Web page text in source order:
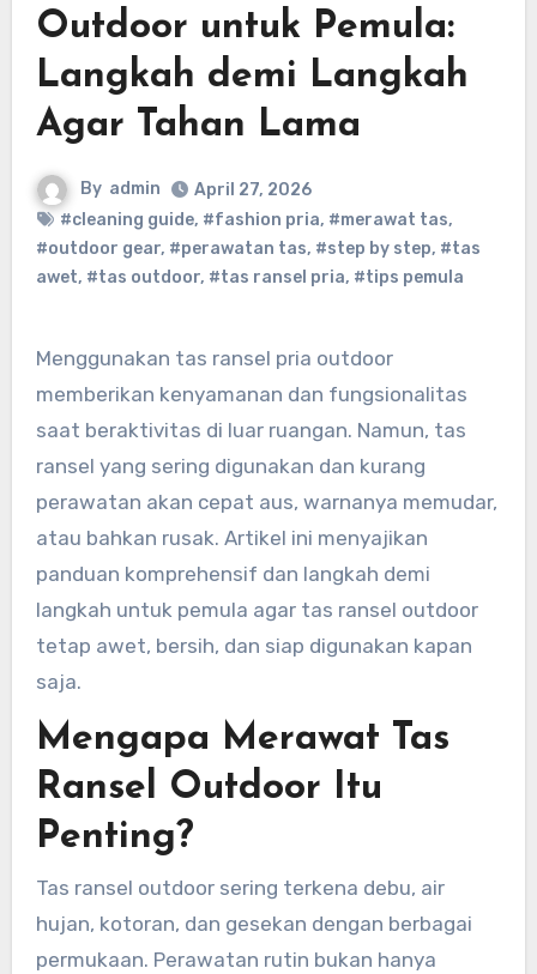
Outdoor untuk Pemula:
Langkah demi Langkah
Agar Tahan Lama
By admin
April 27, 2026
#cleaning guide, #fashion pria, #merawat tas,
#outdoor gear, #perawatan tas, #step by step, #tas
awet, #tas outdoor, #tas ransel pria, #tips pemula
Menggunakan tas ransel pria outdoor
memberikan kenyamanan dan fungsionalitas
saat beraktivitas di luar ruangan. Namun, tas
ransel yang sering digunakan dan kurang
perawatan akan cepat aus, warnanya memudar,
atau bahkan rusak. Artikel ini menyajikan
panduan komprehensif dan langkah demi
langkah untuk pemula agar tas ransel outdoor
tetap awet, bersih, dan siap digunakan kapan
saja.
Mengapa Merawat Tas
Ransel Outdoor Itu
Penting?
Tas ransel outdoor sering terkena debu, air
hujan, kotoran, dan gesekan dengan berbagai
permukaan. Perawatan rutin bukan hanya